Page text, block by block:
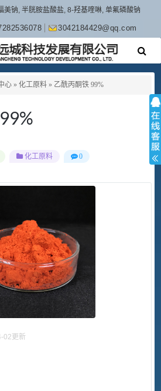
美钠, 半胱胺盐酸盐, 8-羟基喹啉, 单氟磷酸钠
3042184429@qq.com
心 » 化工原料 » 乙酰丙酮铁 99%
化工原料 0
02更新